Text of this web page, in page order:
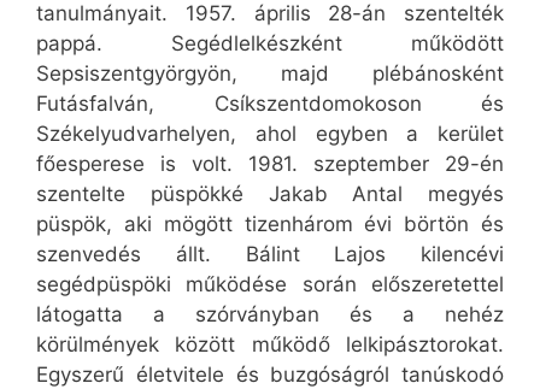
tanulmányait. 1957. április 28-án szentelték
pappá. Segédlelkészként működött
Sepsiszentgyörgyön, majd plébánosként
Futásfalván, Csíkszentdomokoson és
Székelyudvarhelyen, ahol egyben a kerület
főesperese is volt. 1981. szeptember 29-én
szentelte püspökké Jakab Antal megyés
püspök, aki mögött tizenhárom évi börtön és
szenvedés állt. Bálint Lajos kilencévi
segédpüspöki működése során előszeretettel
látogatta a szórványban és a nehéz
körülmények között működő lelkipásztorokat.
Egyszerű életvitele és buzgóságról tanúskodó